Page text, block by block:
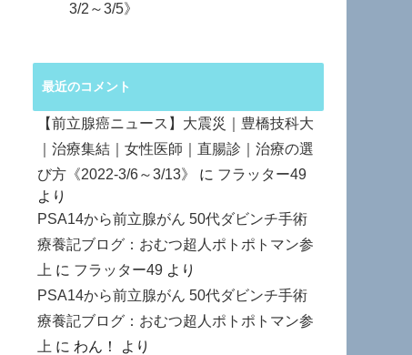
3/2～3/5》
最近のコメント
【前立腺癌ニュース】大震災｜豊橋技科大
｜治療集結｜女性医師｜直腸診｜治療の選
び方《2022-3/6～3/13》
に フラッター49
より
PSA14から前立腺がん 50代ダビンチ手術
療養記ブログ：おむつ超人ポトポトマン参
上 に フラッター49 より
PSA14から前立腺がん 50代ダビンチ手術
療養記ブログ：おむつ超人ポトポトマン参
上 に わん！
より